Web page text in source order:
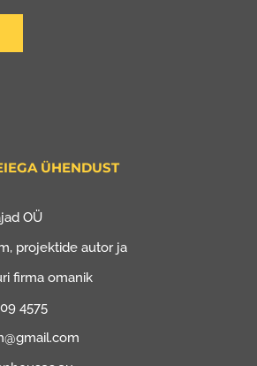
ÜHENDUST
OÜ
projektide autor ja
firma omanik
4575